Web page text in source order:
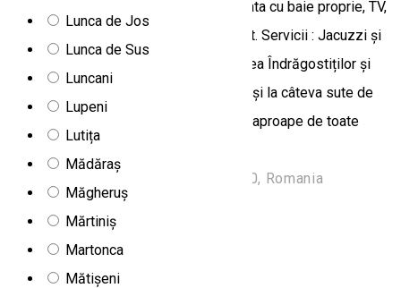
Lunca de Jos
Lunca de Sus
Luncani
Lupeni
Lutița
Mădăraș
Măgheruș
Mărtiniș
Martonca
Mătișeni
suplimentare. Fiecare camera este dotata cu baie proprie, TV,
Frigider, precum îs conexiune la internet. Servicii : Jacuzzi şi
Sauna. Vila Bella este situata lângă Aleea Îndrăgostiților şi
stadionul de fotbal, la marginea pădurii și la câteva sute de
metri de pârtiile de schi, asa încât este aproape de toate
punctele importante.
Strada Primăverii 13, Borsec 535300, Romania
Vila Bokor